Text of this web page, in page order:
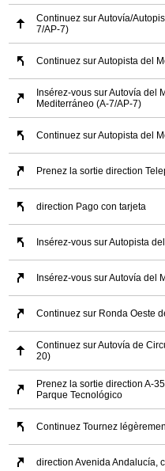
Continuez sur Autovía/
7/AP-7)
Continuez sur Autopista del
Insérez-vous sur Autovía del
Mediterráneo (A-7/AP-7)
Continuez sur Autopista del
Prenez la sortie direction
direction Pago con tarjeta
Insérez-vous sur Autopista
Insérez-vous sur Autovía del
Continuez sur Ronda Oeste
Continuez sur Autovía de
20)
Prenez la sortie direction A-
Parque Tecnológico
Continuez Tournez
direction Avenida Andalucía,